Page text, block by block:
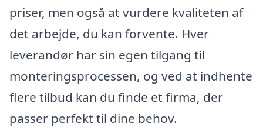
priser, men også at vurdere kvaliteten af
det arbejde, du kan forvente. Hver
leverandør har sin egen tilgang til
monteringsprocessen, og ved at indhente
flere tilbud kan du finde et firma, der
passer perfekt til dine behov.